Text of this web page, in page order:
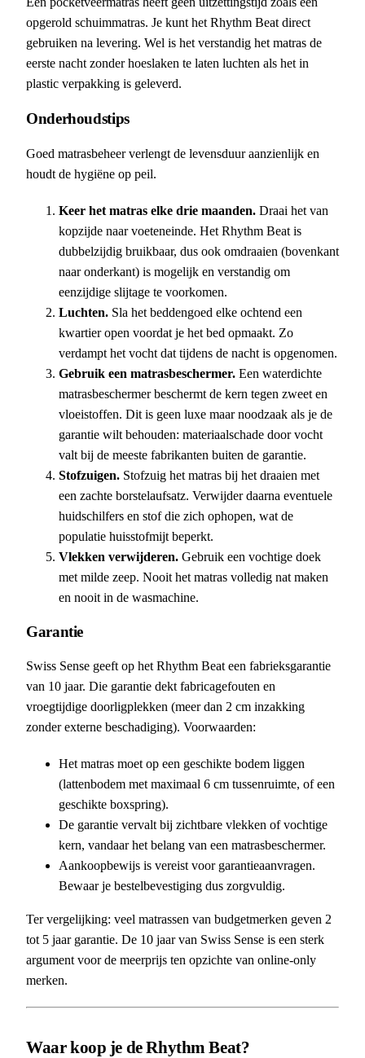
opgerold schuimmatras. Je kunt het Rhythm Beat direct
gebruiken na levering. Wel is het verstandig het matras de
eerste nacht zonder hoeslaken te laten luchten als het in
plastic verpakking is geleverd.
Onderhoudstips
Goed matrasbeheer verlengt de levensduur aanzienlijk en
houdt de hygiëne op peil.
Keer het matras elke drie maanden. Draai het van
kopzijde naar voeteneinde. Het Rhythm Beat is
dubbelzijdig bruikbaar, dus ook omdraaien (bovenkant
naar onderkant) is mogelijk en verstandig om
eenzijdige slijtage te voorkomen.
Luchten. Sla het beddengoed elke ochtend een
kwartier open voordat je het bed opmaakt. Zo
verdampt het vocht dat tijdens de nacht is opgenomen.
Gebruik een matrasbeschermer. Een waterdichte
matrasbeschermer beschermt de kern tegen zweet en
vloeistoffen. Dit is geen luxe maar noodzaak als je de
garantie wilt behouden: materiaalschade door vocht
valt bij de meeste fabrikanten buiten de garantie.
Stofzuigen. Stofzuig het matras bij het draaien met
een zachte borstelaufsatz. Verwijder daarna eventuele
huidschilfers en stof die zich ophopen, wat de
populatie huisstofmijt beperkt.
Vlekken verwijderen. Gebruik een vochtige doek
met milde zeep. Nooit het matras volledig nat maken
en nooit in de wasmachine.
Garantie
Swiss Sense geeft op het Rhythm Beat een fabrieksgarantie
van 10 jaar. Die garantie dekt fabricagefouten en
vroegtijdige doorligplekken (meer dan 2 cm inzakking
zonder externe beschadiging). Voorwaarden:
Het matras moet op een geschikte bodem liggen
(lattenbodem met maximaal 6 cm tussenruimte, of een
geschikte boxspring).
De garantie vervalt bij zichtbare vlekken of vochtige
kern, vandaar het belang van een matrasbeschermer.
Aankoopbewijs is vereist voor garantieaanvragen.
Bewaar je bestelbevestiging dus zorgvuldig.
Ter vergelijking: veel matrassen van budgetmerken geven 2
tot 5 jaar garantie. De 10 jaar van Swiss Sense is een sterk
argument voor de meerprijs ten opzichte van online-only
merken.
Waar koop je de Rhythm Beat?